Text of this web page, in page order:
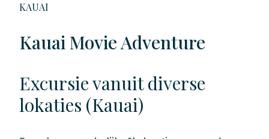
KAUAI
Kauai Movie Adventure
Excursie vanuit diverse
lokaties (Kauai)